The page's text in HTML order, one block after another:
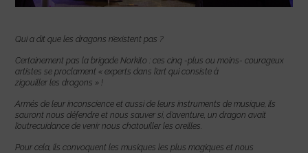
Qui a dit que les dragons n’existent pas ?
Certainement pas la brigade Norkito : ces cinq -plus ou moins- courageux
artistes se proclament « experts dans l’art qui consiste à
zigouiller les dragons » !
Armés de leur inconscience et aussi de leurs instruments de musique, ils
sauront nous défendre et nous sauver si, d’aventure, un dragon avait
l’outrecuidance de venir nous chatouiller les oreilles.
Pour cela, ils convoquent les musiques les plus magiques et nous